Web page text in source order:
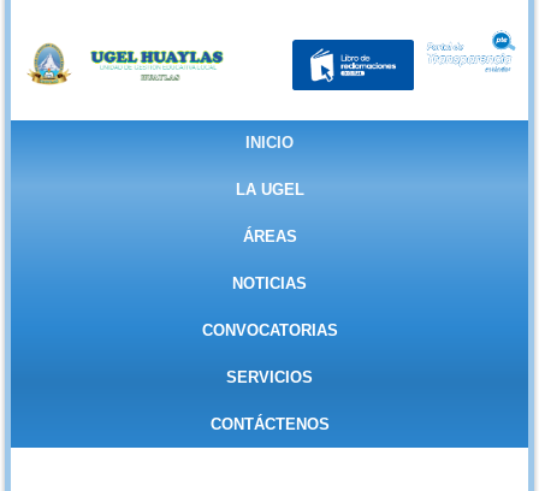
INICIO
LA UGEL
ÁREAS
NOTICIAS
CONVOCATORIAS
SERVICIOS
CONTÁCTENOS